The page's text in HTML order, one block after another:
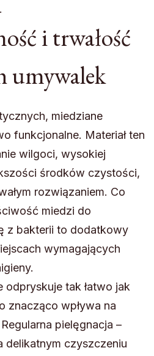
i trwałość
umywalek
miedziane
funkcjonalne. Materiał ten
wilgoci, wysokiej
środków czystości,
rozwiązaniem. Co
miedzi do
z bakterii to dodatkowy
wymagających
odpryskuje tak łatwo jak
znacząco wpływa na
pielęgnacja –
delikatnym czyszczeniu